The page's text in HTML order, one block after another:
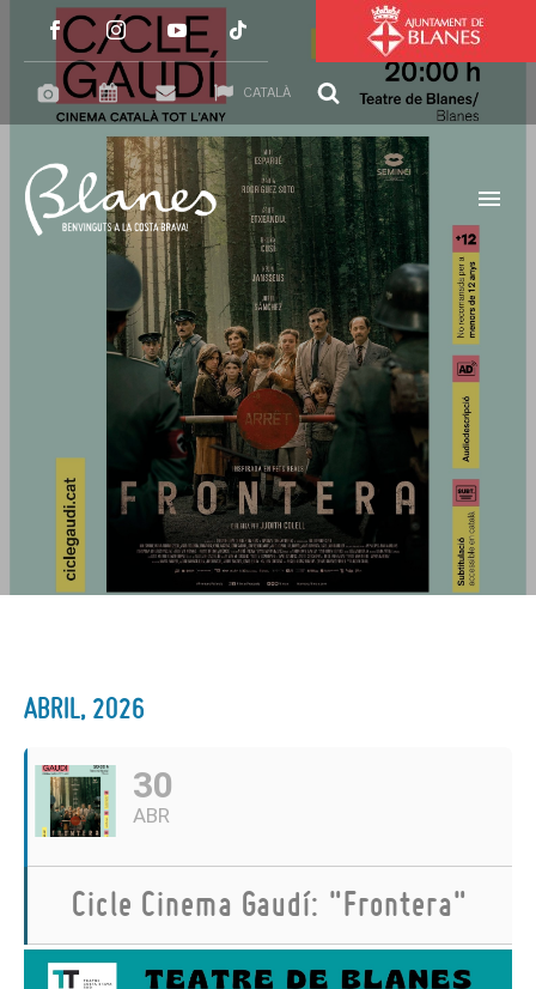
CATALÀ
ABRIL, 2026
30
ABR
Cicle Cinema Gaudí: "Frontera"